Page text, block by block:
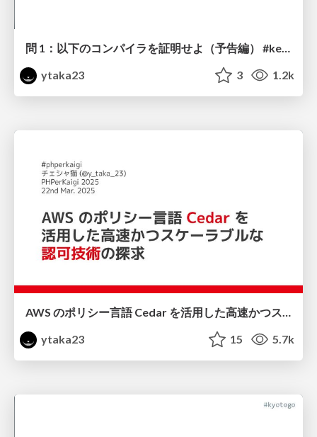
問 1：以下のコンパイラを証明せよ（予告編） #kernelvm / Kernel VM Study Kansai 11th
ytaka23
3 1.2k
ytaka23
15 5.7k